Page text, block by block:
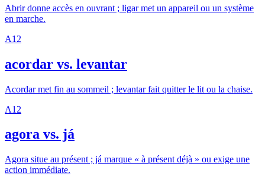
Abrir donne accès en ouvrant ; ligar met un appareil ou un système
en marche.
A1 2
acordar vs. levantar
Acordar met fin au sommeil ; levantar fait quitter le lit ou la chaise.
A1 2
agora vs. já
Agora situe au présent ; já marque « à présent déjà » ou exige une
action immédiate.